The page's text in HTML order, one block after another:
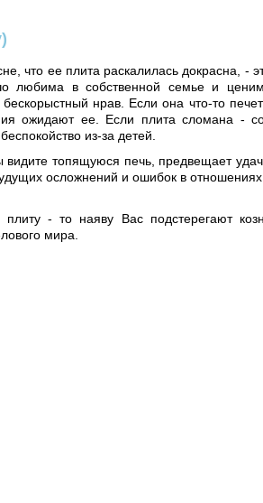
что ее плита раскалилась докрасна, -
любима в собственной семье и
нрав. Если она что-то
ожидают ее. Если плита сломана -
из-за детей.
видите топящуюся печь, предвещает
осложнений и ошибок в
- то наяву Вас подстерегают
мира.